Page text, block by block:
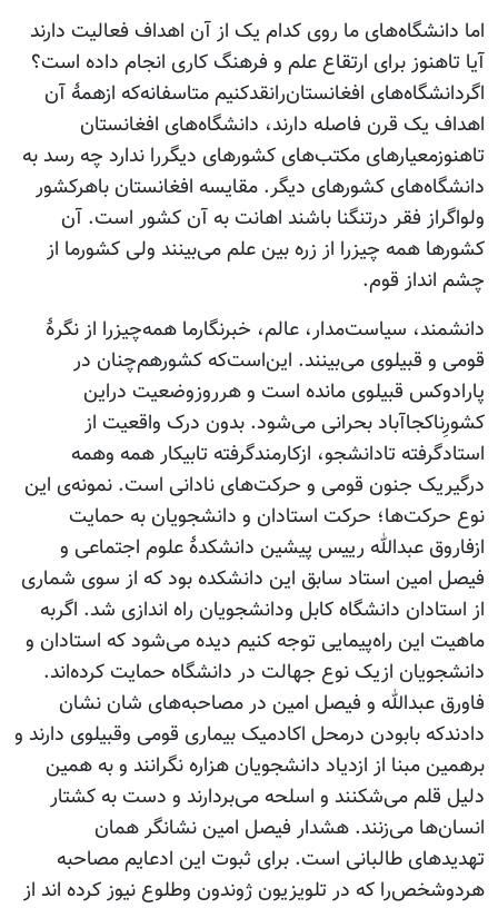
اما دانشگاه‌های ما روی کدام یک از آن اهداف فعالیت دارند
آیا تاهنوز برای ارتقاع علم و فرهنگ کاری انجام داده است؟
اگردانشگاه‌های افغانستان‌رانقدکنیم متاسفانه‌که ازهمۀ آن
اهداف یک قرن فاصله دارند، دانشگاه‌های افغانستان
تاهنوزمعیارهای مکتب‌های کشورهای دیگررا ندارد چه رسد به
دانشگاه‌های کشورهای دیگر. مقایسه افغانستان باهرکشور
ولواگراز فقر درتنگنا باشند اهانت به آن کشور است. آن
کشورها همه چیزرا از زره بین علم می‌بینند ولی کشورما از
چشم انداز قوم.
دانشمند، سیاست‌مدار، عالم، خبرنگارما همه‌چیزرا از نگرۀ
قومی و قبیلوی می‌بینند. این‌است‌که کشورهم‌چنان در
پارادوکس قبیلوی مانده است و هرروزوضعیت دراین
کشورِناکجاآباد بحرانی می‌شود. بدون درک واقعیت از
استادگرفته تادانشجو، ازکارمندگرفته تابیکار همه وهمه
درگیریک جنون قومی و حرکت‌های نادانی است. نمونه‌ی این
نوع حرکت‌ها؛ حرکت استادان و دانشجویان به حمایت
ازفاروق عبدالله رییس پیشین دانشکدۀ علوم اجتماعی و
فیصل امین استاد سابق این دانشکده بود که از سوی شماری
از استادان دانشگاه کابل ودانشجویان راه اندازی شد. اگربه
ماهیت این راه‌پیمایی توجه کنیم دیده می‌شود که استادان و
دانشجویان ازیک نوع جهالت در دانشگاه حمایت کرده‌اند.
فاورق عبدالله و فیصل امین در مصاحبه‌های شان نشان
دادندکه بابودن درمحل اکادمیک بیماری قومی وقبیلوی دارند و
برهمین مبنا از ازدیاد دانشجویان هزاره نگرانند و به همین
دلیل قلم می‌شکنند و اسلحه می‌بردارند و دست به کشتار
انسان‌ها می‌زنند. هشدار فیصل امین نشانگر همان
تهدیدهای طالبانی است. برای ثبوت این ادعایم مصاحبه
هردوشخص‌را که در تلویزیون ژوندون وطلوع نیوز کرده اند از